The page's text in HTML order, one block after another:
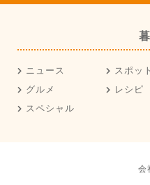
ニュース スポット
グルメ
レシピ
スペシャル
会